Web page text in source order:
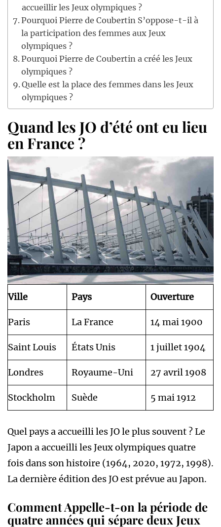
accueillir les Jeux olympiques ?
Pourquoi Pierre de Coubertin S’oppose-t-il à
la participation des femmes aux Jeux
olympiques ?
Pourquoi Pierre de Coubertin a créé les Jeux
olympiques ?
Quelle est la place des femmes dans les Jeux
olympiques ?
Quand les JO d’été ont eu lieu
en France ?
Ville Pays Ouverture
Paris La France 14 mai 1900
Saint Louis États Unis 1 juillet 1904
Londres Royaume-Uni 27 avril 1908
Stockholm Suède 5 mai 1912
Quel pays a accueilli les JO le plus souvent ? Le
Japon a accueilli les Jeux olympiques quatre
fois dans son histoire (1964, 2020, 1972, 1998).
La dernière édition des JO est prévue au Japon.
Comment Appelle-t-on la période de
quatre années qui sépare deux Jeux